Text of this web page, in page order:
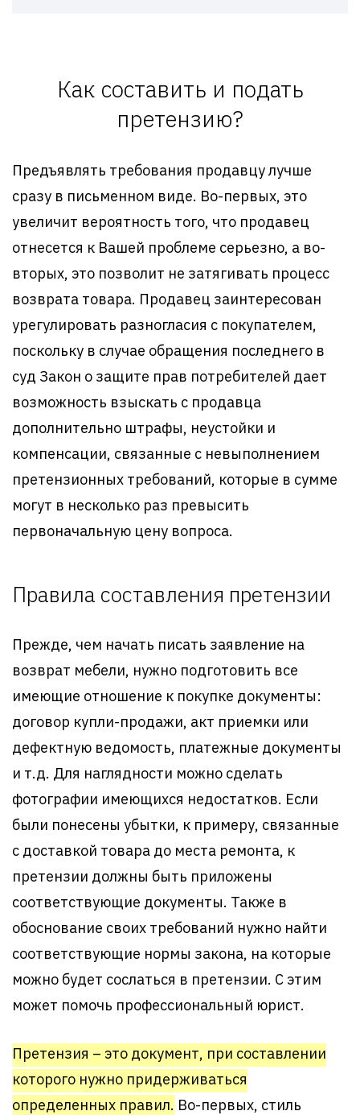
Как составить и подать
претензию?
Предъявлять требования продавцу лучше
сразу в письменном виде. Во-первых, это
увеличит вероятность того, что продавец
отнесется к Вашей проблеме серьезно, а во-
вторых, это позволит не затягивать процесс
возврата товара. Продавец заинтересован
урегулировать разногласия с покупателем,
поскольку в случае обращения последнего в
суд Закон о защите прав потребителей дает
возможность взыскать с продавца
дополнительно штрафы, неустойки и
компенсации, связанные с невыполнением
претензионных требований, которые в сумме
могут в несколько раз превысить
первоначальную цену вопроса.
Правила составления претензии
Прежде, чем начать писать заявление на
возврат мебели, нужно подготовить все
имеющие отношение к покупке документы:
договор купли-продажи, акт приемки или
дефектную ведомость, платежные документы
и т.д. Для наглядности можно сделать
фотографии имеющихся недостатков. Если
были понесены убытки, к примеру, связанные
с доставкой товара до места ремонта, к
претензии должны быть приложены
соответствующие документы. Также в
обоснование своих требований нужно найти
соответствующие нормы закона, на которые
можно будет сослаться в претензии. С этим
может помочь профессиональный юрист.
Претензия – это документ, при составлении
которого нужно придерживаться
определенных правил. Во-первых, стиль